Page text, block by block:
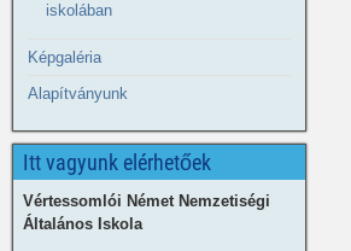
iskolában
Képgaléria
Alapítványunk
Itt vagyunk elérhetőek
Vértessomlói Német Nemzetiségi
Általános Iskola